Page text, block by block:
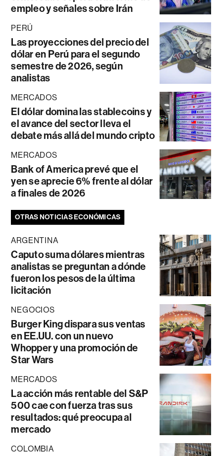
empleo y señales sobre Irán
PERÚ
Las proyecciones del precio del
dólar en Perú para el segundo
semestre de 2026, según
analistas
MERCADOS
El dólar domina las stablecoins y
el avance del sector lleva el
debate más allá del mundo cripto
MERCADOS
Bank of America prevé que el
yen se aprecie 6% frente al dólar
a finales de 2026
OTRAS NOTICIAS ECONÓMICAS
ARGENTINA
Caputo suma dólares mientras
analistas se preguntan a dónde
fueron los pesos de la última
licitación
NEGOCIOS
Burger King dispara sus ventas
en EE.UU. con un nuevo
Whopper y una promoción de
Star Wars
MERCADOS
La acción más rentable del S&P
500 cae con fuerza tras sus
resultados: qué preocupa al
mercado
COLOMBIA